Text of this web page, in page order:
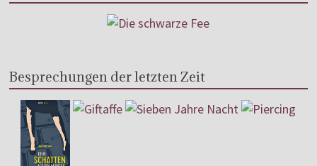
Besprechungen der letzten Zeit